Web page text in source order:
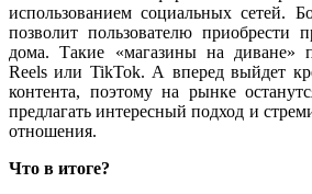
использованием социальных сетей.
позволит пользователю приобрести
дома. Такие «магазины на диване»
Reels или TikTok. А вперед выйдет
контента, поэтому на рынке
предлагать интересный подход и
отношения.
Что в итоге?